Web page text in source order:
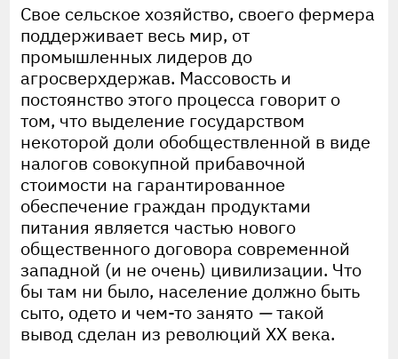
Свое сельское хозяйство, своего фермера
поддерживает весь мир, от
промышленных лидеров до
агросверхдержав. Массовость и
постоянство этого процесса говорит о
том, что выделение государством
некоторой доли обобществленной в виде
налогов совокупной прибавочной
стоимости на гарантированное
обеспечение граждан продуктами
питания является частью нового
общественного договора современной
западной (и не очень) цивилизации. Что
бы там ни было, население должно быть
сыто, одето и чем-то занято —такой
вывод сделан из революций XX века.